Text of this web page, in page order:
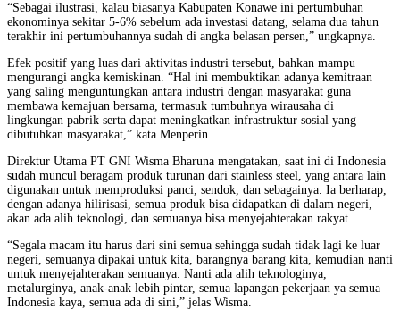
“Sebagai ilustrasi, kalau biasanya Kabupaten Konawe ini pertumbuhan
ekonominya sekitar 5-6% sebelum ada investasi datang, selama dua tahun
terakhir ini pertumbuhannya sudah di angka belasan persen,” ungkapnya.
Efek positif yang luas dari aktivitas industri tersebut, bahkan mampu
mengurangi angka kemiskinan. “Hal ini membuktikan adanya kemitraan
yang saling menguntungkan antara industri dengan masyarakat guna
membawa kemajuan bersama, termasuk tumbuhnya wirausaha di
lingkungan pabrik serta dapat meningkatkan infrastruktur sosial yang
dibutuhkan masyarakat,” kata Menperin.
Direktur Utama PT GNI Wisma Bharuna mengatakan, saat ini di Indonesia
sudah muncul beragam produk turunan dari stainless steel, yang antara lain
digunakan untuk memproduksi panci, sendok, dan sebagainya. Ia berharap,
dengan adanya hilirisasi, semua produk bisa didapatkan di dalam negeri,
akan ada alih teknologi, dan semuanya bisa menyejahterakan rakyat.
“Segala macam itu harus dari sini semua sehingga sudah tidak lagi ke luar
negeri, semuanya dipakai untuk kita, barangnya barang kita, kemudian nanti
untuk menyejahterakan semuanya. Nanti ada alih teknologinya,
metalurginya, anak-anak lebih pintar, semua lapangan pekerjaan ya semua
Indonesia kaya, semua ada di sini,” jelas Wisma.